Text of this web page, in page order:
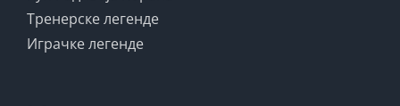
Тренерске легенде
Играчке легенде